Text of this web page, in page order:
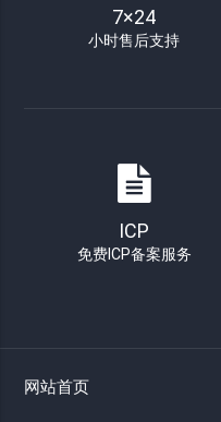
7×24
小时售后支持
ICP
免费ICP备案服务
网站首页